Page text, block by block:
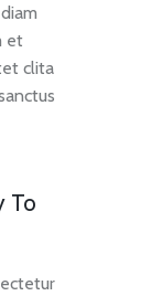
et
clita
To